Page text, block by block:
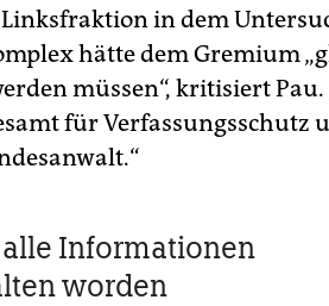
in dem
hätte dem Gremium
müssen“, kritisiert
für Verfassungsschutz
alle Informationen
worden